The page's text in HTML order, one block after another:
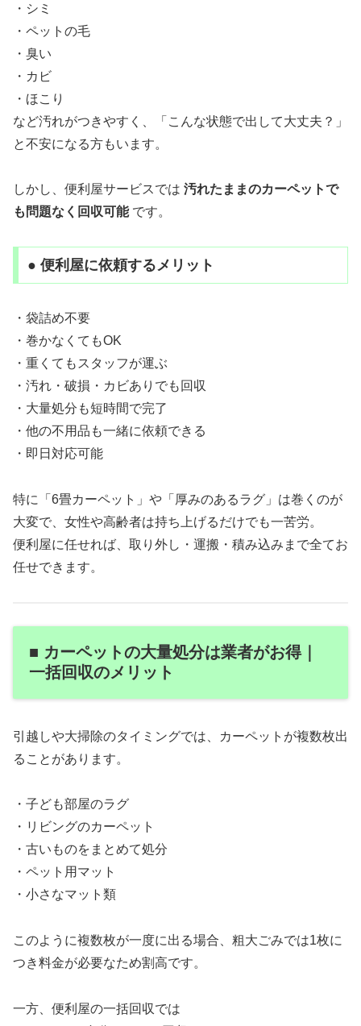
・シミ
・ペットの毛
・臭い
・カビ
・ほこり
など汚れがつきやすく、「こんな状態で出して大丈夫？」
と不安になる方もいます。
しかし、便利屋サービスでは 汚れたままのカーペットで
も問題なく回収可能です。
● 便利屋に依頼するメリット
・袋詰め不要
・巻かなくてもOK
・重くてもスタッフが運ぶ
・汚れ・破損・カビありでも回収
・大量処分も短時間で完了
・他の不用品も一緒に依頼できる
・即日対応可能
特に「6畳カーペット」や「厚みのあるラグ」は巻くのが
大変で、女性や高齢者は持ち上げるだけでも一苦労。
便利屋に任せれば、取り外し・運搬・積み込みまで全てお
任せできます。
■ カーペットの大量処分は業者がお得｜
一括回収のメリット
引越しや大掃除のタイミングでは、カーペットが複数枚出
ることがあります。
・子ども部屋のラグ
・リビングのカーペット
・古いものをまとめて処分
・ペット用マット
・小さなマット類
このように複数枚が一度に出る場合、粗大ごみでは1枚に
つき料金が必要なため割高です。
一方、便利屋の一括回収では